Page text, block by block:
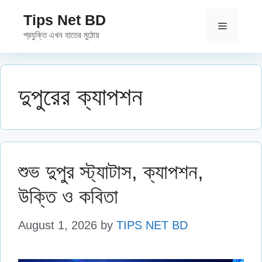
content
Tips Net BD
প্রযুক্তি এখন হাতের মুঠোয়
Menu
দুপুরের ক্যাপশন
শুভ দুপুর স্ট্যাটাস, ক্যাপশন,
উক্তি ও কবিতা
August 1, 2026 by TIPS NET BD